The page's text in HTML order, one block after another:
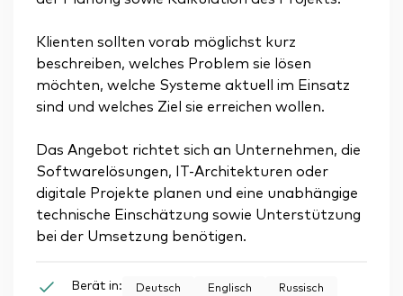
Klienten sollten vorab möglichst kurz
beschreiben, welches Problem sie lösen
möchten, welche Systeme aktuell im Einsatz
sind und welches Ziel sie erreichen wollen.
Das Angebot richtet sich an Unternehmen, die
Softwarelösungen, IT-Architekturen oder
digitale Projekte planen und eine unabhängige
technische Einschätzung sowie Unterstützung
bei der Umsetzung benötigen.
Berät in: Deutsch Englisch Russisch